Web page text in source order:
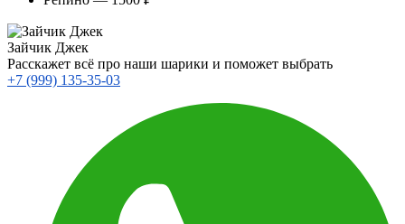
Зайчик Джек
Расскажет всё про наши шарики и поможет выбрать
+7 (999) 135-35-03